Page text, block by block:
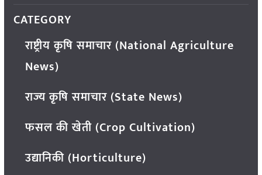
CATEGORY
राष्ट्रीय कृषि समाचार (National Agriculture
News)
राज्य कृषि समाचार (State News)
फसल की खेती (Crop Cultivation)
उद्यानिकी (Horticulture)